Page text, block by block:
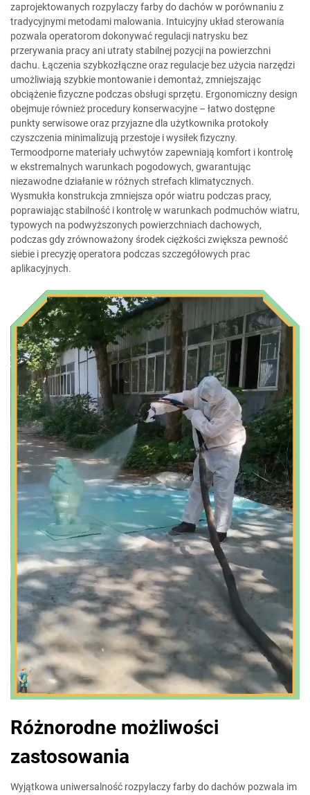
zaprojektowanych rozpylaczy farby do dachów w porównaniu z
tradycyjnymi metodami malowania. Intuicyjny układ sterowania
pozwala operatorom dokonywać regulacji natrysku bez
przerywania pracy ani utraty stabilnej pozycji na powierzchni
dachu. Łączenia szybkozłączne oraz regulacje bez użycia narzędzi
umożliwiają szybkie montowanie i demontaż, zmniejszając
obciążenie fizyczne podczas obsługi sprzętu. Ergonomiczny design
obejmuje również procedury konserwacyjne – łatwo dostępne
punkty serwisowe oraz przyjazne dla użytkownika protokoły
czyszczenia minimalizują przestoje i wysiłek fizyczny.
Termoodporne materiały uchwytów zapewniają komfort i kontrolę
w ekstremalnych warunkach pogodowych, gwarantując
niezawodne działanie w różnych strefach klimatycznych.
Wysmukła konstrukcja zmniejsza opór wiatru podczas pracy,
poprawiając stabilność i kontrolę w warunkach podmuchów wiatru,
typowych na podwyższonych powierzchniach dachowych,
podczas gdy zrównoważony środek ciężkości zwiększa pewność
siebie i precyzję operatora podczas szczegółowych prac
aplikacyjnych.
Różnorodne możliwości
zastosowania
Wyjątkowa uniwersalność rozpylaczy farby do dachów pozwala im